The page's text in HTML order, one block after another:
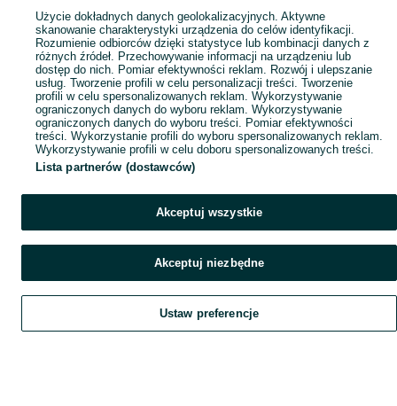
Szukaj Obserwujesz Dodaj Czat Konto
Użycie dokładnych danych geolokalizacyjnych. Aktywne
skanowanie charakterystyki urządzenia do celów identyfikacji.
Rozumienie odbiorców dzięki statystyce lub kombinacji danych z
różnych źródeł. Przechowywanie informacji na urządzeniu lub
dostęp do nich. Pomiar efektywności reklam. Rozwój i ulepszanie
usług. Tworzenie profili w celu personalizacji treści. Tworzenie
profili w celu spersonalizowanych reklam. Wykorzystywanie
ograniczonych danych do wyboru reklam. Wykorzystywanie
ograniczonych danych do wyboru treści. Pomiar efektywności
treści. Wykorzystanie profili do wyboru spersonalizowanych reklam.
Wykorzystywanie profili w celu doboru spersonalizowanych treści.
Lista partnerów (dostawców)
Akceptuj wszystkie
Akceptuj niezbędne
Ustaw preferencje